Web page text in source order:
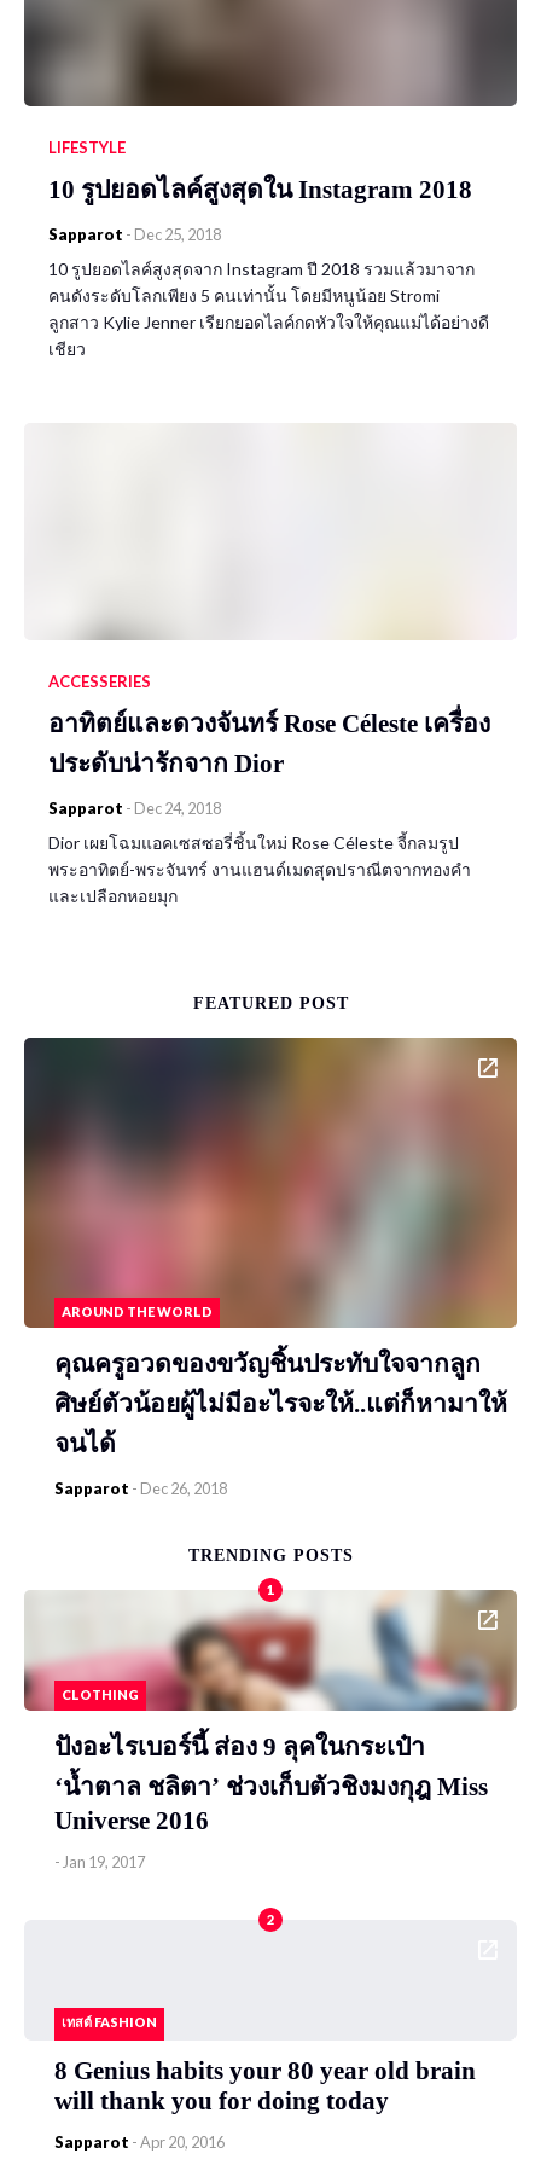
LIFESTYLE
10 รูปยอดไลค์สูงสุดใน Instagram 2018
Sapparot - Dec 25, 2018
10 รูปยอดไลค์สูงสุดจาก Instagram ปี 2018 รวมแล้วมาจาก
คนดังระดับโลกเพียง 5 คนเท่านั้น โดยมีหนูน้อย Stromi
ลูกสาว Kylie Jenner เรียกยอดไลค์กดหัวใจให้คุณแม่ได้อย่างดี
เชียว
ACCESSERIES
อาทิตย์และดวงจันทร์ Rose Céleste เครื่อง
ประดับน่ารักจาก Dior
Sapparot - Dec 24, 2018
Dior เผยโฉมแอคเซสซอรี่ชิ้นใหม่ Rose Céleste จี้กลมรูป
พระอาทิตย์-พระจันทร์ งานแฮนด์เมดสุดปราณีตจากทองคำ
และเปลือกหอยมุก
FEATURED POST
AROUND THE WORLD
คุณครูอวดของขวัญชิ้นประทับใจจากลูก
ศิษย์ตัวน้อยผู้ไม่มีอะไรจะให้..แต่ก็หามาให้
จนได้
Sapparot - Dec 26, 2018
TRENDING POSTS
1
CLOTHING
ปังอะไรเบอร์นี้ ส่อง 9 ลุคในกระเป๋า
‘น้ำตาล ชลิตา’ ช่วงเก็บตัวชิงมงกุฎ Miss
Universe 2016
- Jan 19, 2017
2
เทสต์ FASHION
8 Genius habits your 80 year old brain
will thank you for doing today
Sapparot -Apr 20, 2016